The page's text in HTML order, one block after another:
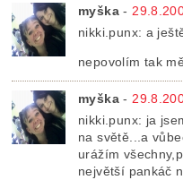
myška -
nikki.punx: a
nepovolím tak
myška -
nikki.punx: ja
na světě...a
urážím
největší pankáč